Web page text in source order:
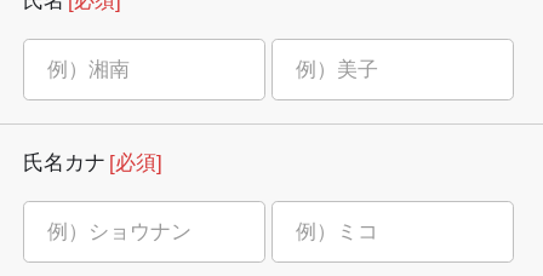
氏名カナ [必須]